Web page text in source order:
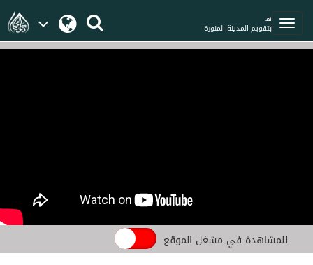
هـ
بتقويم المدينة المنورة
للمشاهدة في مشغل الموقع